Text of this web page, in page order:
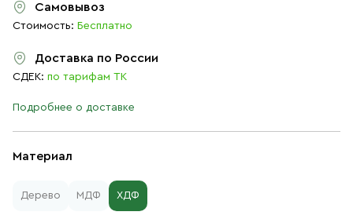
Материал
Дерево МДФ ХДФ
Самовывоз
Стоимость: Бесплатно
Доставка по России
СДЕК: по тарифам ТК
Подробнее о доставке